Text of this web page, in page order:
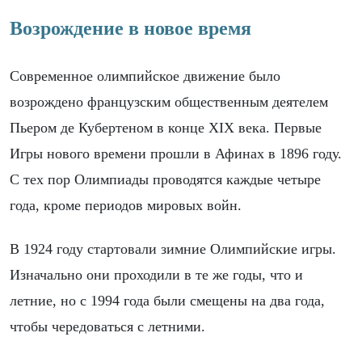
Возрождение в новое время
Современное олимпийское движение было
возрождено французским общественным деятелем
Пьером де Кубертеном в конце XIX века. Первые
Игры нового времени прошли в Афинах в 1896 году.
С тех пор Олимпиады проводятся каждые четыре
года, кроме периодов мировых войн.
В 1924 году стартовали зимние Олимпийские игры.
Изначально они проходили в те же годы, что и
летние, но с 1994 года были смещены на два года,
чтобы чередоваться с летними.